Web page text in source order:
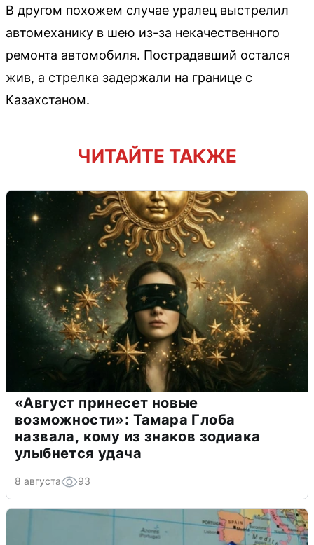
В другом похожем случае уралец выстрелил
автомеханику в шею из-за некачественного
ремонта автомобиля. Пострадавший остался
жив, а стрелка задержали на границе с
Казахстаном.
ЧИТАЙТЕ ТАКЖЕ
«Август принесет новые
возможности»: Тамара Глоба
назвала, кому из знаков зодиака
улыбнется удача
8 августа 93